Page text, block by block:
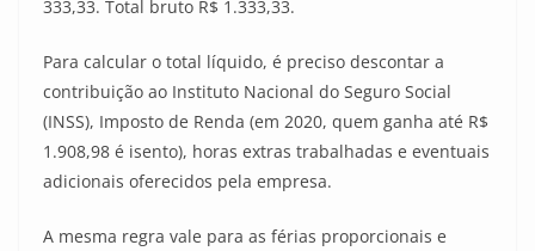
333,33. Total bruto R$ 1.333,33.
Para calcular o total líquido, é preciso descontar a
contribuição ao Instituto Nacional do Seguro Social
(INSS), Imposto de Renda (em 2020, quem ganha até R$
1.908,98 é isento), horas extras trabalhadas e eventuais
adicionais oferecidos pela empresa.
A mesma regra vale para as férias proporcionais e